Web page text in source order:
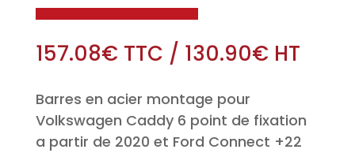
157.08€TTC / 130.90€HT
Barres en acier montage pour
Volkswagen Caddy 6 point de fixation
a partir de 2020 et Ford Connect +22